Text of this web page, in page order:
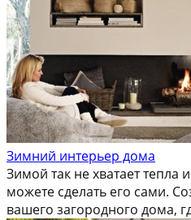
Зимний интерьер дома
Зимой так не хватает тепла
можете сделать его сами.
вашего загородного дома,